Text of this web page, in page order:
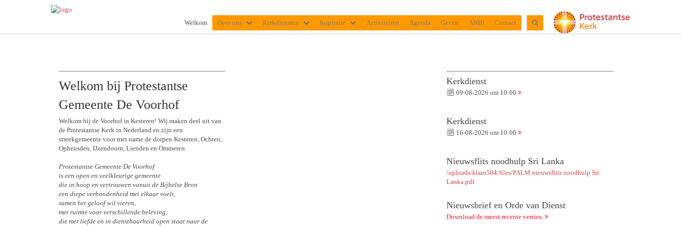
Welkom Over ons Kerkdiensten Inspiratie Activiteiten Agenda Geven ANBI Contact
Welkom bij Protestantse
Gemeente De Voorhof
Welkom bij de Voorhof in Kesteren! Wij maken deel uit van
de Protestantse Kerk in Nederland en zijn een
streekgemeente voor met name de dorpen Kesteren, Ochten,
Opheusden, IJzendoorn, Lienden en Ommeren.
Protestantse Gemeente De Voorhof
is een open en veelkleurige gemeente
die in hoop en vertrouwen vanuit de Bijbelse Bron
een diepe verbondenheid met elkaar voelt,
samen het geloof wil vieren,
met ruimte voor verschillende beleving;
die met liefde en in dienstbaarheid open staat naar de
Kerkdienst
09-08-2026 om 10:00
Kerkdienst
16-08-2026 om 10:00
Nieuwsflits noodhulp Sri Lanka
/uploads/klant504/files/PALM nieuwsflits noodhulp Sri
Lanka.pdf
Nieuwsbrief en Orde van Dienst
Download de meest recente versies.